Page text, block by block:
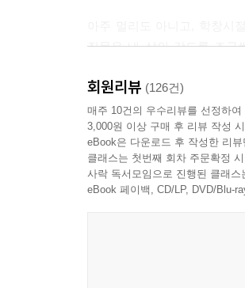
들인다는 것은 우리가 완전함
“그리고 사람들을 구경했다
을 걸어가는 종아리와 계곡
해가는 얼굴의 깊은 주름을
체적인 삶으로 가득했다. 나
눈을 뜨고 있어도 보지 못하
질문은 내 삶의 각도를 조금
깨달음과 깨부숨의 반복, 평
무료한 일상의 어느 날, 인생
길고 지루한 시간이 지나고
세계는 부서진다.
박차고 나가려 하는 것, 우
회원리뷰 (126건)
매주 10건의 우수리뷰를 선정하
3,000원 이상 구매 후 리뷰 작성 시
eBook은 다운로드 후 작성한 리
클래스는 첫번째 회차 주문확정
사락 독서모임으로 진행된 클래
eBook 페이백, CD/LP, DVD/Blu-